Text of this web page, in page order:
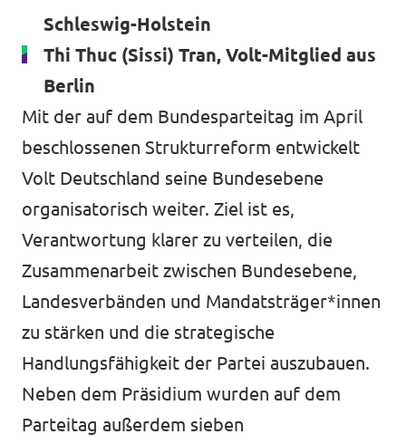
Schleswig-Holstein
Thi Thuc (Sissi) Tran, Volt-Mitglied aus
Berlin
Mit der auf dem Bundesparteitag im April
beschlossenen Strukturreform entwickelt
Volt Deutschland seine Bundesebene
organisatorisch weiter. Ziel ist es,
Verantwortung klarer zu verteilen, die
Zusammenarbeit zwischen Bundesebene,
Landesverbänden und Mandatsträger*innen
zu stärken und die strategische
Handlungsfähigkeit der Partei auszubauen.
Neben dem Präsidium wurden auf dem
Parteitag außerdem sieben